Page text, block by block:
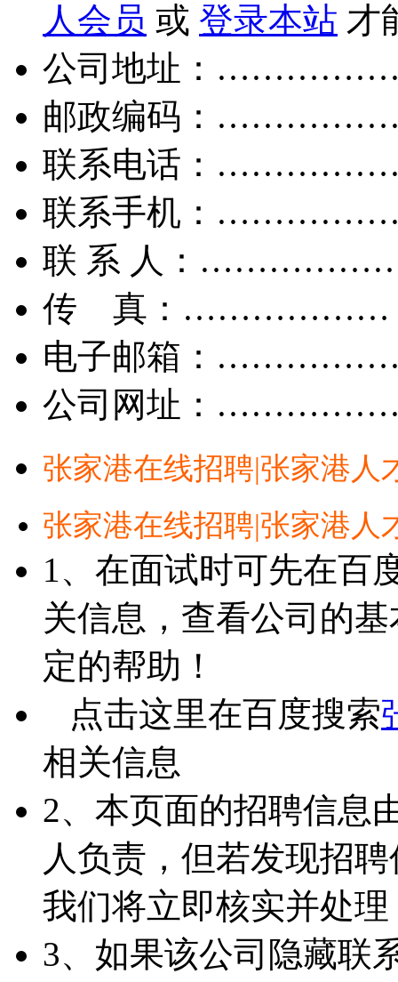
人会员 或 登录本站 才
公司地址：
邮政编码：
联系电话：
联系手机：
联 系 人：
传 真：………………
电子邮箱：
公司网址：
张家港在线招聘|张家港人
张家港在线招聘|张家港人
1、在面试时可先在百
关信息，查看公司的
定的帮助！
点击这里在百度搜索
相关信息
2、本页面的招聘信息
人负责，但若发现招
我们将立即核实并处理
3、如果该公司隐藏联